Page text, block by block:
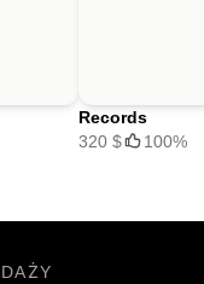
Records
320 $
100%